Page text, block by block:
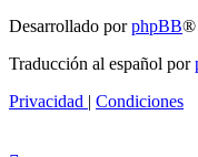
Desarrollado porphpBB®
Traducción al español por
Privacidad | Condiciones